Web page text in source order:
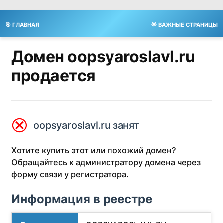
🎯 ГЛАВНАЯ 🌟 ВАЖНЫЕ СТРАНИЦЫ
Домен oopsyaroslavl.ru
продается
⮿ oopsyaroslavl.ru занят
Хотите купить этот или похожий домен?
Обращайтесь к администратору домена через
форму связи у регистратора.
Информация в реестре